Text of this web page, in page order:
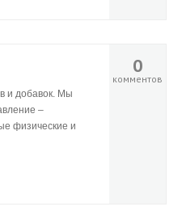
0
комментов
и добавок. Мы
–
физические и